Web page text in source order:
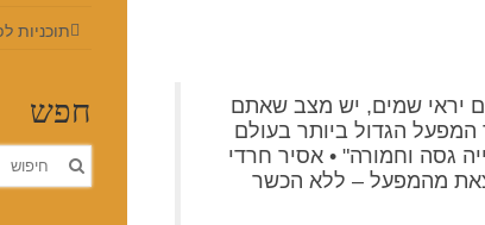
יראי שמים, יש מצב שאתם
המפעל הגדול ביותר בעולם
גסה וחמורה" • אסיר חרדי
מהמפעל – ללא הכשר
תוכניות
חפש
חפש